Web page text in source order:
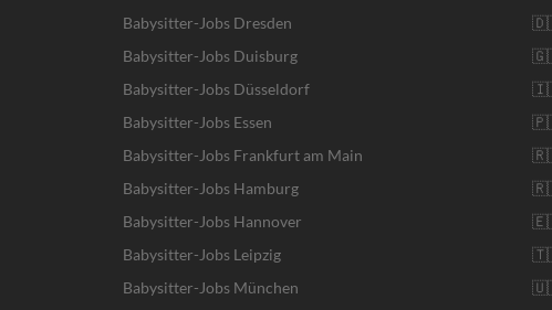
Babysitter-Jobs Dresden
Babysitter-Jobs Duisburg
Babysitter-Jobs Düsseldorf
Babysitter-Jobs Essen
Babysitter-Jobs Frankfurt am Main
Babysitter-Jobs Hamburg
Babysitter-Jobs Hannover
Babysitter-Jobs Leipzig
Babysitter-Jobs München